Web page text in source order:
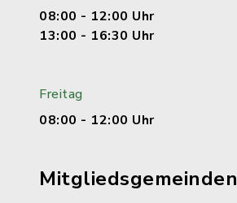
08:00 - 12:00 Uhr
13:00 - 16:30 Uhr
Freitag
08:00 - 12:00 Uhr
Mitgliedsgemeinden